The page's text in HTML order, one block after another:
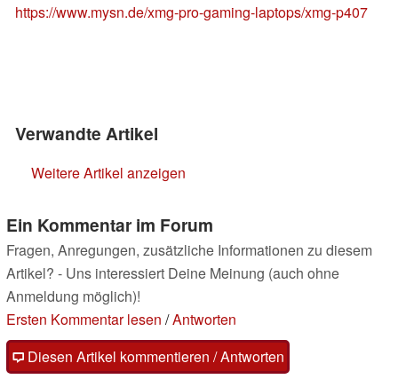
https://www.mysn.de/xmg-pro-gaming-laptops/xmg-p407
Verwandte Artikel
Weitere Artikel anzeigen
Ein Kommentar im Forum
Fragen, Anregungen, zusätzliche Informationen zu diesem
Artikel? - Uns interessiert Deine Meinung (auch ohne
Anmeldung möglich)!
Ersten Kommentar lesen /Antworten
Diesen Artikel kommentieren / Antworten